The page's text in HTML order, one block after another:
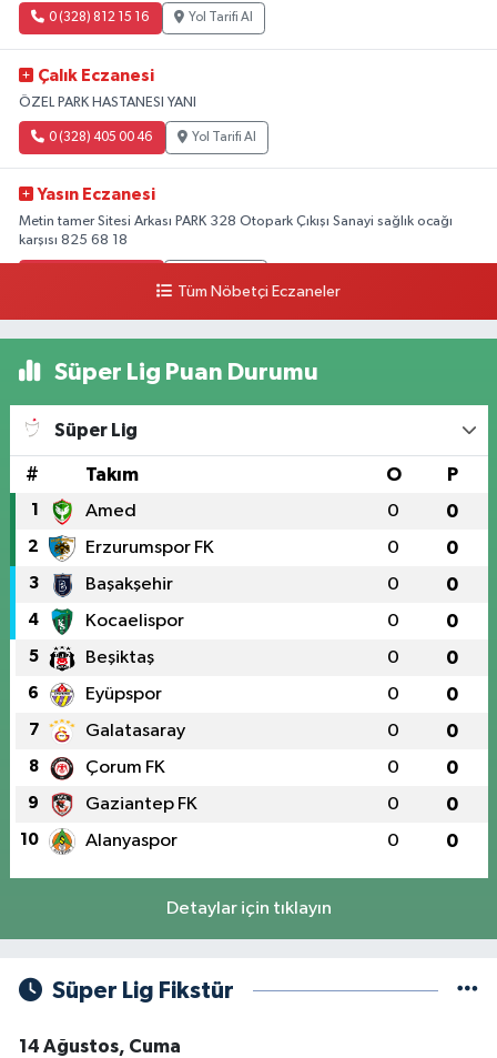
0 (328) 812 15 16 Yol Tarifi Al
Çalık Eczanesi
ÖZEL PARK HASTANESI YANI
0 (328) 405 00 46 Yol Tarifi Al
Yasın Eczanesi
Metin tamer Sitesi Arkası PARK 328 Otopark Çıkışı Sanayi sağlık ocağı
karşısı 825 68 18
Tüm Nöbetçi Eczaneler
Süper Lig Puan Durumu
Süper Lig
# Takım O P
1 Amed 0 0
2 Erzurumspor FK 0 0
3 Başakşehir 0 0
4 Kocaelispor 0 0
5 Beşiktaş 0 0
6 Eyüpspor 0 0
7 Galatasaray 0 0
8 Çorum FK 0 0
9 Gaziantep FK 0 0
10 Alanyaspor 0 0
Detaylar için tıklayın
Süper Lig Fikstür
14 Ağustos, Cuma